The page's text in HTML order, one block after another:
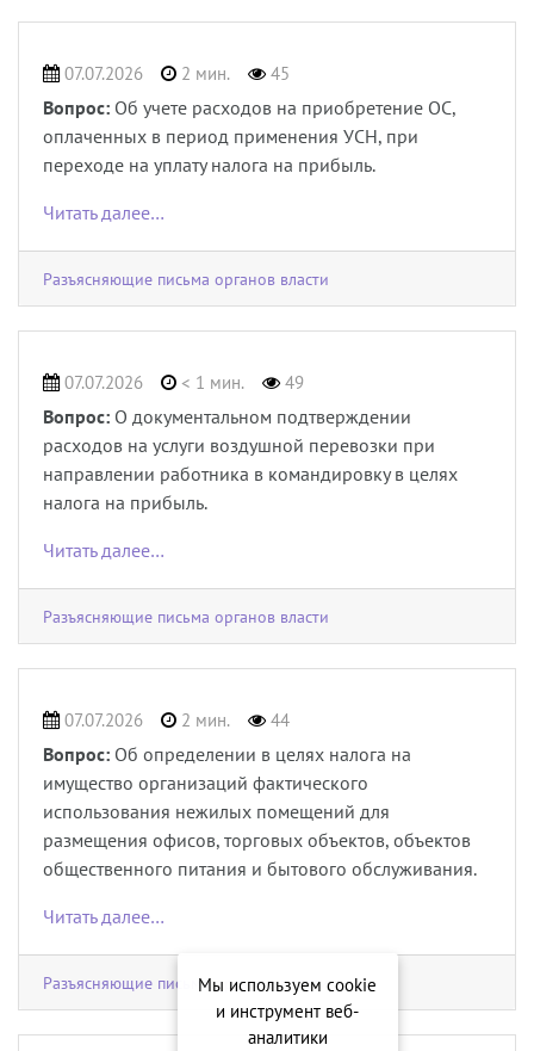
07.07.2026 2 мин. 45
Вопрос: Об учете расходов на приобретение ОС,
оплаченных в период применения УСН, при
переходе на уплату налога на прибыль.
Читать далее…
Разъясняющие письма органов власти
07.07.2026 < 1 мин. 49
Вопрос: О документальном подтверждении
расходов на услуги воздушной перевозки при
направлении работника в командировку в целях
налога на прибыль.
Читать далее…
Разъясняющие письма органов власти
07.07.2026 2 мин. 44
Вопрос: Об определении в целях налога на
имущество организаций фактического
использования нежилых помещений для
размещения офисов, торговых объектов, объектов
общественного питания и бытового обслуживания.
Читать далее…
Разъясняющие письма органов власти
Мы используем cookie
и инструмент веб-
аналитики